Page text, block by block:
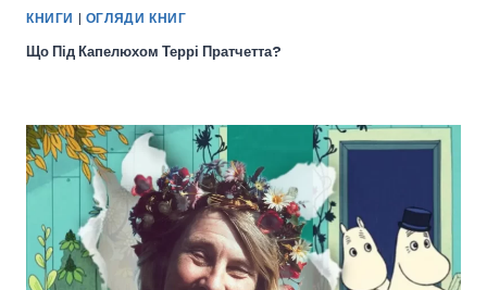
КНИГИ | ОГЛЯДИ КНИГ
Що Під Капелюхом Террі Пратчетта?